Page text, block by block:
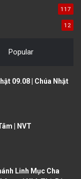
117
12
Popular
09.08 | Chúa Nhật
| NVT
Linh Mục Cha